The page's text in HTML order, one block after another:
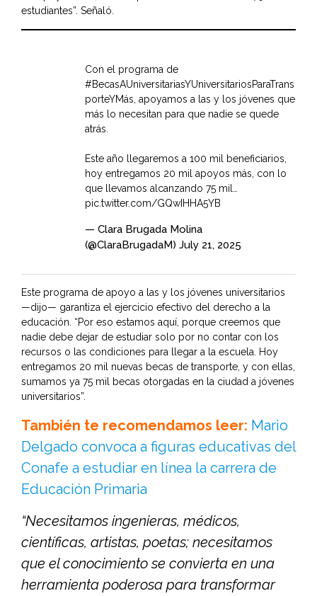
estudiantes”. Señaló.
Con el programa de
#BecasAUniversitariasYUniversitariosParaTrans
porteYMás , apoyamos a las y los jóvenes que
más lo necesitan para que nadie se quede
atrás.
Este año llegaremos a 100 mil beneficiarios,
hoy entregamos 20 mil apoyos más, con lo
que llevamos alcanzando 75 mil…
pic.twitter.com/GQwIHHA5YB
— Clara Brugada Molina
(@ClaraBrugadaM) July 21, 2025
Este programa de apoyo a las y los jóvenes universitarios
—dijo— garantiza el ejercicio efectivo del derecho a la
educación. “Por eso estamos aquí, porque creemos que
nadie debe dejar de estudiar solo por no contar con los
recursos o las condiciones para llegar a la escuela. Hoy
entregamos 20 mil nuevas becas de transporte, y con ellas,
sumamos ya 75 mil becas otorgadas en la ciudad a jóvenes
universitarios”.
También te recomendamos leer: Mario
Delgado convoca a figuras educativas del
Conafe a estudiar en línea la carrera de
Educación Primaria
“Necesitamos ingenieras, médicos,
científicas, artistas, poetas; necesitamos
que el conocimiento se convierta en una
herramienta poderosa para transformar